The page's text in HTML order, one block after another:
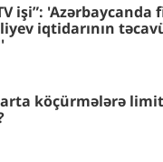
işi”: 'Azərbaycanda
iqtidarının
köçürmələrə